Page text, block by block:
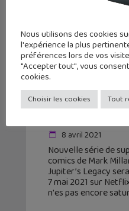
Jupiter’s
bande-annonce
8 avril 2021
Nouvelle série de
comics de Mark
Jupiter’s Legacy
7 mai 2021 sur
n'es pas encore
Nous utilisons des cookies
l'expérience la plus
préférences lors de vos
"Accepter tout", vous
cookies.
Choisir les cookies Tout